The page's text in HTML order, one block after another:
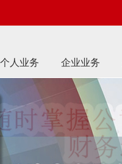
个人业务 企业业务